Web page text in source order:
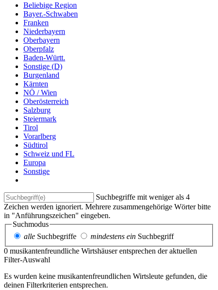
Beliebige Region
Bayer.-Schwaben
Franken
Niederbayern
Oberbayern
Oberpfalz
Baden-Württ.
Sonstige (D)
Burgenland
Kärnten
NÖ / Wien
Oberösterreich
Salzburg
Steiermark
Tirol
Vorarlberg
Südtirol
Schweiz und FL
Europa
Sonstige
Suchbegriffe mit weniger als 4
Zeichen werden ignoriert. Mehrere zusammengehörige Wörter bitte
in "Anführungszeichen" eingeben.
Suchmodus
alle Suchbegriffe mindestens ein Suchbegriff
0 musikantenfreundliche Wirtshäuser entsprechen der aktuellen
Filter-Auswahl
Es wurden keine musikantenfreundlichen Wirtsleute gefunden, die
deinen Filterkriterien entsprechen.